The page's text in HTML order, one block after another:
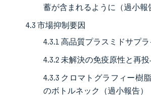
蓄が含まれるように（過小報
4.3 市場抑制要因
4.3.1 高品質プラスミドサプ
4.3.2 未解決の免疫原性と再
4.3.3 クロマトグラフィー樹
のボトルネック（過小報告）